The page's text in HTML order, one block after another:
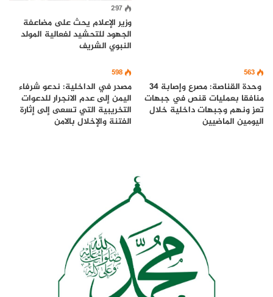
297
وزير الإعلام يحث على مضاعفة
الجهود للتحشيد لفعالية المولد
النبوي الشريف
563
وحدة القناصة: مصرع وإصابة 34
منافقا بعمليات قنص في جبهات
تعز ونهم وجبهات داخلية خلال
اليومين الماضيين
598
مصدر في الداخلية: ندعو شرفاء
اليمن إلى عدم الانجرار للدعوات
التخريبية التي تسعى إلى إثارة
الفتنة والإخلال بالامن